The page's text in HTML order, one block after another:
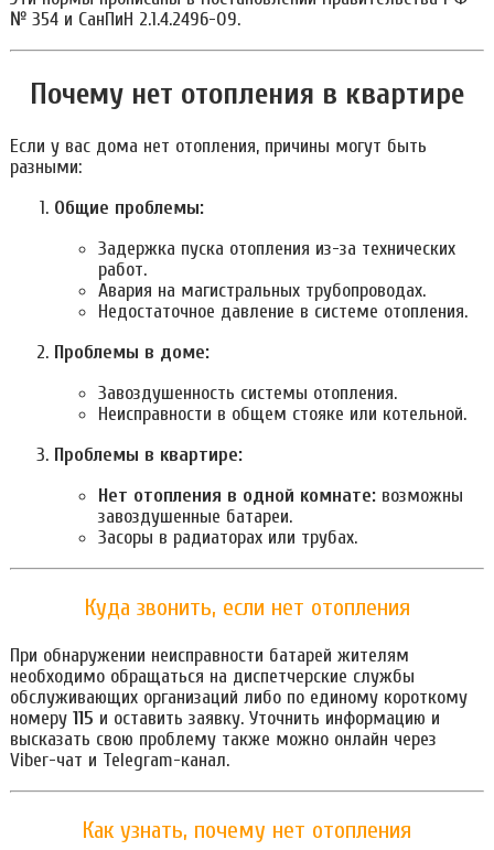
№ 354 и СанПиН 2.1.4.2496-09.
Почему нет отопления в квартире
Если у вас дома нет отопления, причины могут быть
разными:
Общие проблемы:
Задержка пуска отопления из-за технических
работ.
Авария на магистральных трубопроводах.
Недостаточное давление в системе отопления.
Проблемы в доме:
Завоздушенность системы отопления.
Неисправности в общем стояке или котельной.
Проблемы в квартире:
Нет отопления в одной комнате:возможны
завоздушенные батареи.
Засоры в радиаторах или трубах.
Куда звонить, если нет отопления
При обнаружении неисправности батарей жителям
необходимо обращаться на диспетчерские службы
обслуживающих организаций либо по единому короткому
номеру 115 и оставить заявку. Уточнить информацию и
высказать свою проблему также можно онлайн через
Viber-чат и Telegram-канал.
Как узнать, почему нет отопления